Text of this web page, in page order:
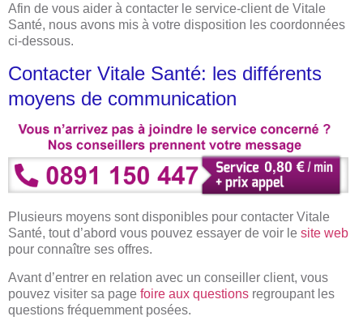
Afin de vous aider à contacter le service-client de Vitale
Santé, nous avons mis à votre disposition les coordonnées
ci-dessous.
Contacter Vitale Santé: les différents
moyens de communication
Plusieurs moyens sont disponibles pour contacter Vitale
Santé, tout d’abord vous pouvez essayer de voir le site web
pour connaître ses offres.
Avant d’entrer en relation avec un conseiller client, vous
pouvez visiter sa page foire aux questions regroupant les
questions fréquemment posées.